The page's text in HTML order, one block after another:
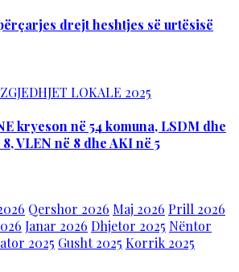
drejt heshtjes së urtësisë
ZGJEDHJET LOKALE 2025
kryeson në 54 komuna, LSDM dhe
VLEN në 8 dhe AKI në 5
Qershor 2026 Maj 2026 Prill 2026
Janar 2026 Dhjetor 2025 Nëntor
2025 Gusht 2025 Korrik 2025